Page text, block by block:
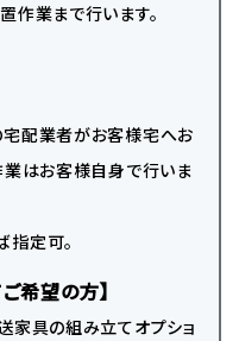
作業まで行います。
宅配業者がお客様宅へお
業はお客様自身で行いま
定可。
希望の方】
家具の組み立てオプショ